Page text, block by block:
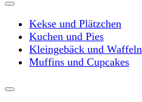
Kekse und Plätzchen
Kuchen und Pies
Kleingebäck und Waffeln
Muffins und Cupcakes